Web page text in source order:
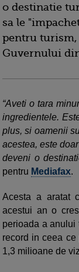
o destinatie
sa le
pentru turism,
Guvernului
“Aveti o tara
ingredientele.
plus, si oamenii
acestea, este
deveni o
pentru Mediafax.
Acesta a aratat
acestui an o
perioada a anului
record in ceea
1,3 milioane de